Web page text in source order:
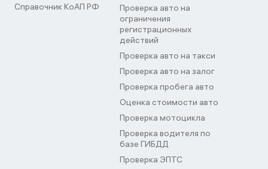
Справочник КоАП РФ
Проверка авто на
ограничения
регистрационных
действий
Проверка авто на такси
Проверка авто на залог
Проверка пробега авто
Оценка стоимости авто
Проверка мотоцикла
Проверка водителя по
базе ГИБДД
Проверка ЭПТС